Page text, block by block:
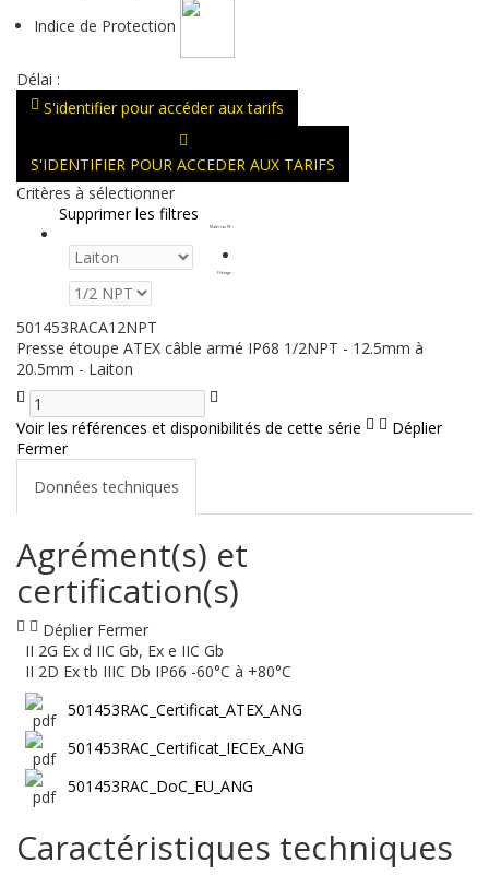
Indice de Protection
Délai :
S'identifier pour accéder aux tarifs
S'IDENTIFIER POUR ACCEDER AUX TARIFS
Critères à sélectionner
Supprimer les filtres
Matériau PE :
Filetage :
501453RACA12NPT
Presse étoupe ATEX câble armé IP68 1/2NPT - 12.5mm à
20.5mm - Laiton
Voir les références et disponibilités de cette série
Déplier
Fermer
Données techniques
Agrément(s) et
certification(s)
Déplier Fermer
II 2G Ex d IIC Gb, Ex e IIC Gb
II 2D Ex tb IIIC Db IP66 -60°C à +80°C
501453RAC_Certificat_ATEX_ANG
501453RAC_Certificat_IECEx_ANG
501453RAC_DoC_EU_ANG
Caractéristiques techniques